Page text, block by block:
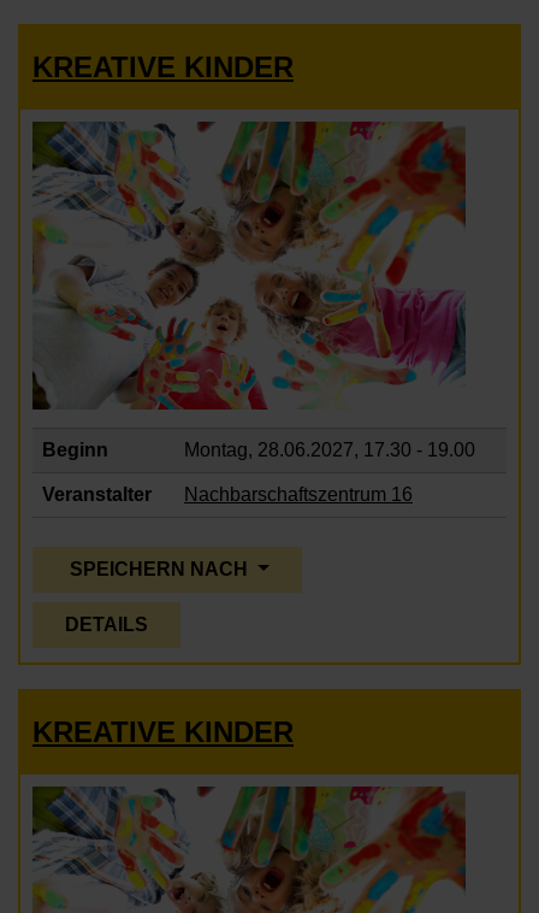
KREATIVE KINDER
Beginn Montag, 28.06.2027, 17.30 - 19.00
Veranstalter Nachbarschaftszentrum 16
SPEICHERN NACH
DETAILS
KREATIVE KINDER